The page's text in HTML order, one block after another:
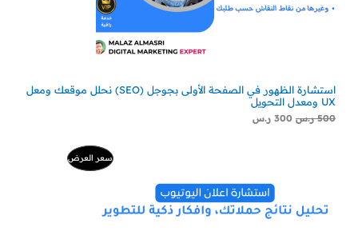
استشارة الظهور في الصفحة الأولى بجوجل (SEO) نحلل موقعك ومعل
UX ومعدل التحويل
500 ر.س 300 ر.س
سعر العرضمنتج
229 ر.س.